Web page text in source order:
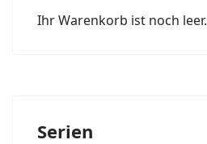
Ihr Warenkorb ist noch leer.
Serien